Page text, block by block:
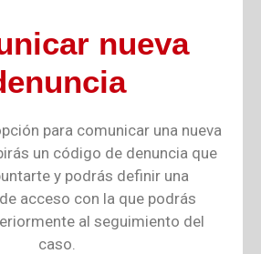
nueva
para comunicar una nueva
un código de denuncia que
y podrás definir una
acceso con la que podrás
al seguimiento del
caso.